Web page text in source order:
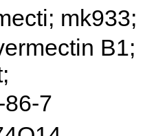
mk933;
B1;
7